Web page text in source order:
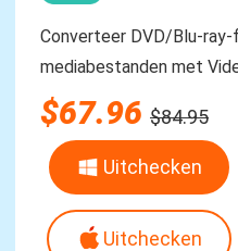
Converteer DVD/Blu-
mediabestanden met
$67.96 $84.95
Uitchecken
Uitchecken